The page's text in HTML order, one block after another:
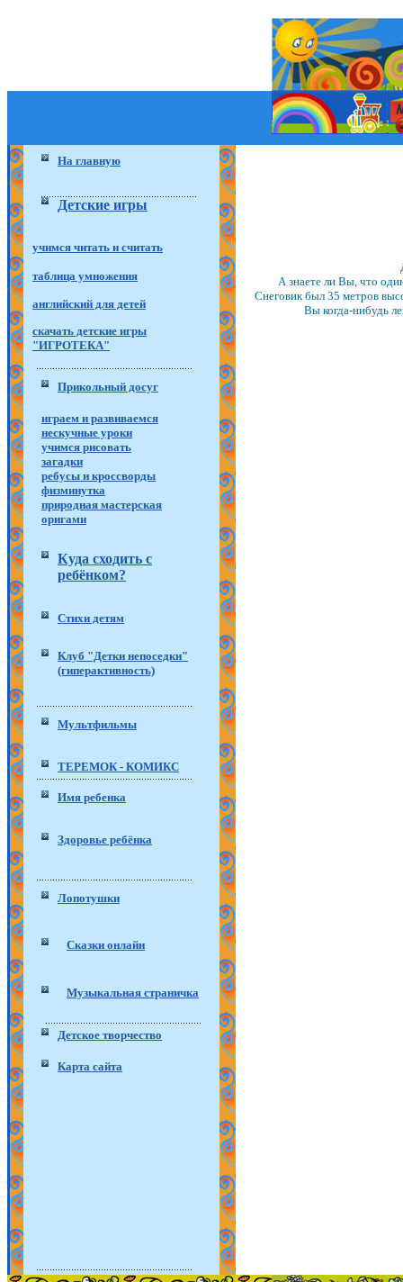
На главную
Детские игры
учимся читать и считать
таблица умножения
английский для детей
скачать детские игры
"ИГРОТЕКА"
Прикольный досуг
играем и развиваемся
нескучные уроки
учимся рисовать
загадки
ребусы и кроссворды
физминутка
природная мастерская
оригами
Куда сходить с
ребёнком?
Стихи детям
Клуб "Детки непоседки"
(гиперактивность)
Мультфильмы
ТЕРЕМОК - КОМИКС
Имя ребенка
Здоровье ребёнка
Лопотушки
Сказки онлайн
Музыкальная страничка
Детское творчество
Карта сайта
А знаете ли Вы, что
Снеговик был 35 метров
Вы когда-нибудь